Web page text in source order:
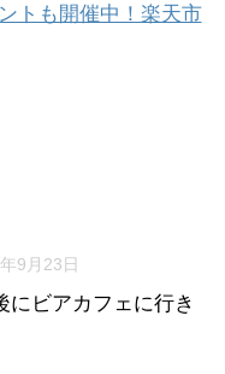
トも開催中！楽天市
9月23日
にビアカフェに行き